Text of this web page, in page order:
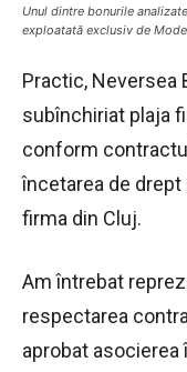
Unul dintre bonurile
exploatată exclusiv de
Practic, Neversea
subînchiriat plaja
conform
încetarea de drept
firma din Cluj.
Am întrebat
respectarea
aprobat